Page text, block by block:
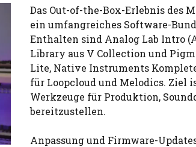
Das Out-of-the-Box-Erlebnis des
ein umfangreiches Software-
Enthalten sind Analog Lab Intro
Library aus V Collection und
Lite, Native Instruments
für Loopcloud und Melodics. Ziel
Werkzeuge für Produktion,
bereitzustellen.
Anpassung und Firmware-